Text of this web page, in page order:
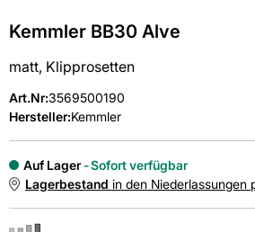
Kemmler BB30 Alve
matt, Klipprosetten
Art.Nr:3569500190
Hersteller:Kemmler
Auf Lager
Sofort verfügbar
Lagerbestand in den Niederlassungen